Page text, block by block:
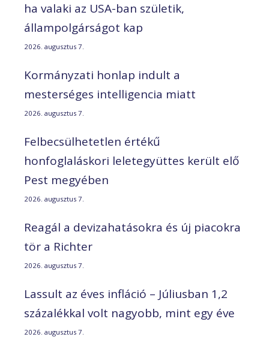
ha valaki az USA-ban születik,
állampolgárságot kap
2026. augusztus 7.
Kormányzati honlap indult a
mesterséges intelligencia miatt
2026. augusztus 7.
Felbecsülhetetlen értékű
honfoglaláskori leletegyüttes került elő
Pest megyében
2026. augusztus 7.
Reagál a devizahatásokra és új piacokra
tör a Richter
2026. augusztus 7.
Lassult az éves infláció – Júliusban 1,2
százalékkal volt nagyobb, mint egy éve
2026. augusztus 7.